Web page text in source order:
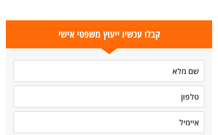
קבלו עכשיו ייעוץ משפטי אישי